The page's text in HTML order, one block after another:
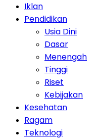
Iklan
Pendidikan
Usia Dini
Dasar
Menengah
Tinggi
Riset
Kebijakan
Kesehatan
Ragam
Teknologi